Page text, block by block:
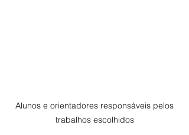
trabalhos escolhidos